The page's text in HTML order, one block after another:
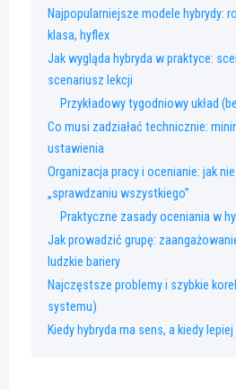
Najpopularniejsze modele hybrydy:
klasa, hyflex
Jak wygląda hybryda w praktyce:
scenariusz lekcji
Przykładowy tygodniowy układ
Co musi zadziałać technicznie:
ustawienia
Organizacja pracy i ocenianie: jak
„sprawdzaniu wszystkiego”
Praktyczne zasady oceniania w
Jak prowadzić grupę:
ludzkie bariery
Najczęstsze problemy i szybkie
systemu)
Kiedy hybryda ma sens, a kiedy